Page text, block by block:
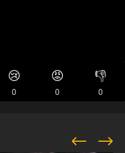
😢
0
😡
0
👎
0